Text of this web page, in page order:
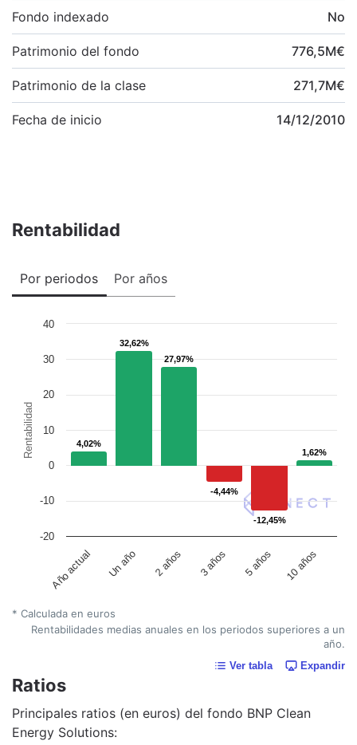
Fondo indexado No
Patrimonio del fondo 776,5M€
Patrimonio de la clase 271,7M€
Fecha de inicio 14/12/2010
Rentabilidad
Por periodos Por años
Rentabilidad 4,02%
4,02%
32,62%
32,62%
27,97%
27,97%
-4,44%
-4,44%
-12,45%
-12,45%
1,62%
1,62%
Año actual Un año 2 años 3 años 5 años 10 años
-20
-10
0
10
20
30
40
* Calculada en euros
Rentabilidades medias anuales en los periodos superiores a un
año.
Ver tabla Expandir
Ratios
Principales ratios (en euros) del fondo BNP Clean
Energy Solutions: